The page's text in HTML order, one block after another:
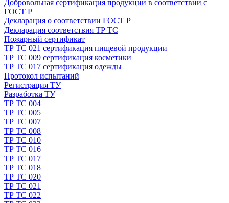
Добровольная сертификация продукции в соответствии с
ГОСТ Р
Декларация о соответствии ГОСТ Р
Декларация соответствия ТР ТС
Пожарный сертификат
ТР ТС 021 сертификация пищевой продукции
ТР ТС 009 сертификация косметики
ТР ТС 017 сертификация одежды
Протокол испытаний
Регистрация ТУ
Разработка ТУ
ТР ТС 004
ТР ТС 005
ТР ТС 007
ТР ТС 008
ТР ТС 010
ТР ТС 016
ТР ТС 017
ТР ТС 018
ТР ТС 020
ТР ТС 021
ТР ТС 022